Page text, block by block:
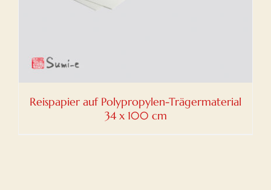
Reispapier auf Polypropylen-Trägermaterial
34 x 100 cm